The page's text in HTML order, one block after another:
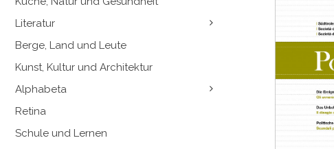
Literatur
Berge, Land und Leute
Kunst, Kultur und Architektur
Alphabeta
Retina
Schule und Lernen